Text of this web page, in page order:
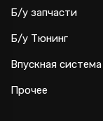
Б/у запчасти
Б/у Тюнинг
Впускная система
Прочее